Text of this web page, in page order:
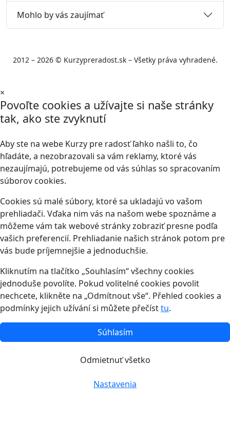
Mohlo by vás zaujímať
2012 – 2026 © Kurzypreradost.sk – Všetky práva vyhradené.
×
Povoľte cookies a užívajte si naše stránky
tak, ako ste zvyknutí
Aby ste na webe Kurzy pre radosť ľahko našli to, čo
hľadáte, a nezobrazovali sa vám reklamy, ktoré vás
nezaujímajú, potrebujeme od vás súhlas so spracovaním
súborov cookies.
Cookies sú malé súbory, ktoré sa ukladajú vo vašom
prehliadači. Vďaka nim vás na našom webe spoznáme a
môžeme vám tak webové stránky zobraziť presne podľa
vašich preferencií. Prehliadanie našich stránok potom pre
vás bude príjemnejšie a jednoduchšie.
Kliknutím na tlačítko „Souhlasím“ všechny cookies
jednoduše povolíte. Pokud volitelné cookies povolit
nechcete, klikněte na „Odmítnout vše“. Přehled cookies a
podmínky jejich užívání si můžete přečísttu.
Súhlasím
Odmietnuť všetko
Nastavenia